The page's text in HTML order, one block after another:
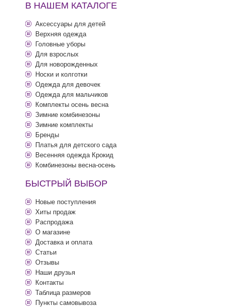
В НАШЕМ КАТАЛОГЕ
Аксессуары для детей
Верхняя одежда
Головные уборы
Для взрослых
Для новорожденных
Носки и колготки
Одежда для девочек
Одежда для мальчиков
Комплекты осень весна
Зимние комбинезоны
Зимние комплекты
Бренды
Платья для детского сада
Весенняя одежда Крокид
Комбинезоны весна-осень
БЫСТРЫЙ ВЫБОР
Новые поступления
Хиты продаж
Распродажа
О магазине
Доставка и оплата
Статьи
Отзывы
Наши друзья
Контакты
Таблица размеров
Пункты самовывоза